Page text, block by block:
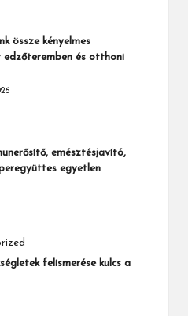
össze kényelmes
és otthoni
emésztésjavító,
egyetlen
felismerése kulcs a